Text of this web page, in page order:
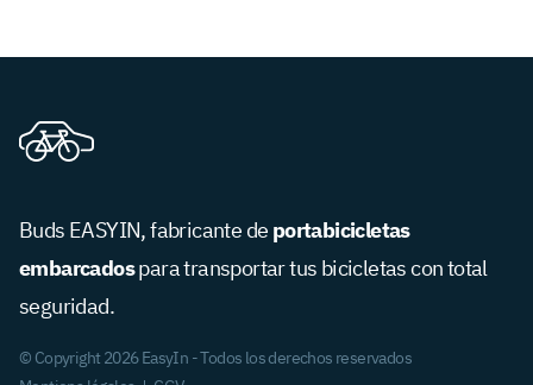
Buds EASYIN, fabricante de portabicicletas
embarcadospara transportar tus bicicletas con total
seguridad.
© Copyright 2026 EasyIn - Todos los derechos reservados